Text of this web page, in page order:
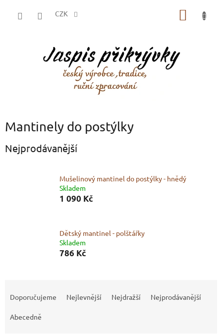
CZK
Mantinely do postýlky
Nejprodávanější
Mušelinový mantinel do postýlky - hnědý
Skladem
1 090 Kč
Dětský mantinel - polštářky
Skladem
786 Kč
Doporučujeme Nejlevnější Nejdražší Nejprodávanější
Abecedně